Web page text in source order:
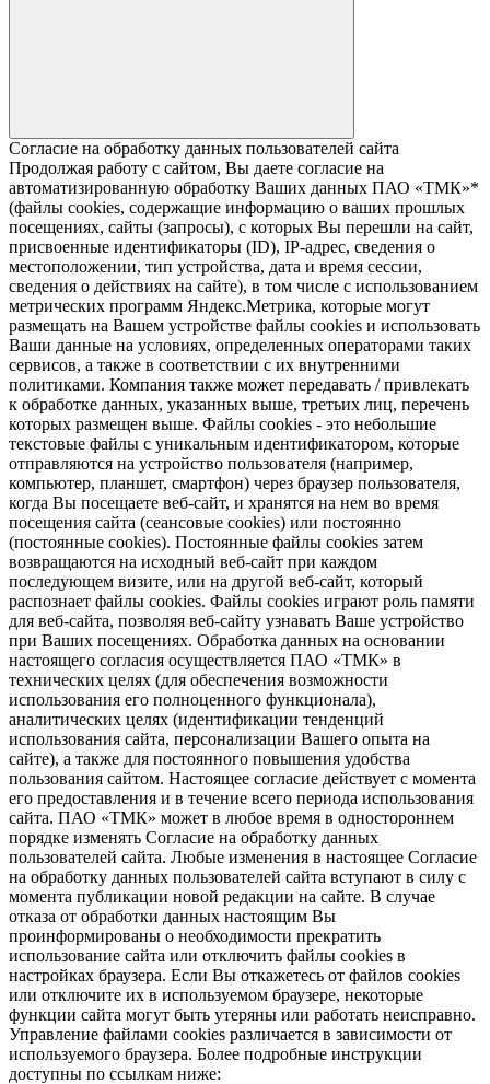
Согласие на обработку данных пользователей сайта
Продолжая работу с сайтом, Вы даете согласие на
автоматизированную обработку Ваших данных ПАО «ТМК»*
(файлы cookies, содержащие информацию о ваших прошлых
посещениях, сайты (запросы), с которых Вы перешли на сайт,
присвоенные идентификаторы (ID), IP-адрес, сведения о
местоположении, тип устройства, дата и время сессии,
сведения о действиях на сайте), в том числе с использованием
метрических программ Яндекс.Метрика, которые могут
размещать на Вашем устройстве файлы cookies и использовать
Ваши данные на условиях, определенных операторами таких
сервисов, а также в соответствии с их внутренними
политиками. Компания также может передавать / привлекать
к обработке данных, указанных выше, третьих лиц, перечень
которых размещен выше. Файлы cookies - это небольшие
текстовые файлы с уникальным идентификатором, которые
отправляются на устройство пользователя (например,
компьютер, планшет, смартфон) через браузер пользователя,
когда Вы посещаете веб-сайт, и хранятся на нем во время
посещения сайта (сеансовые cookies) или постоянно
(постоянные cookies). Постоянные файлы cookies затем
возвращаются на исходный веб-сайт при каждом
последующем визите, или на другой веб-сайт, который
распознает файлы cookies. Файлы cookies играют роль памяти
для веб-сайта, позволяя веб-сайту узнавать Ваше устройство
при Ваших посещениях. Обработка данных на основании
настоящего согласия осуществляется ПАО «ТМК» в
технических целях (для обеспечения возможности
использования его полноценного функционала),
аналитических целях (идентификации тенденций
использования сайта, персонализации Вашего опыта на
сайте), а также для постоянного повышения удобства
пользования сайтом. Настоящее согласие действует с момента
его предоставления и в течение всего периода использования
сайта. ПАО «ТМК» может в любое время в одностороннем
порядке изменять Согласие на обработку данных
пользователей сайта. Любые изменения в настоящее Согласие
на обработку данных пользователей сайта вступают в силу с
момента публикации новой редакции на сайте. В случае
отказа от обработки данных настоящим Вы
проинформированы о необходимости прекратить
использование сайта или отключить файлы cookies в
настройках браузера. Если Вы откажетесь от файлов cookies
или отключите их в используемом браузере, некоторые
функции сайта могут быть утеряны или работать неисправно.
Управление файлами cookies различается в зависимости от
используемого браузера. Более подробные инструкции
доступны по ссылкам ниже: